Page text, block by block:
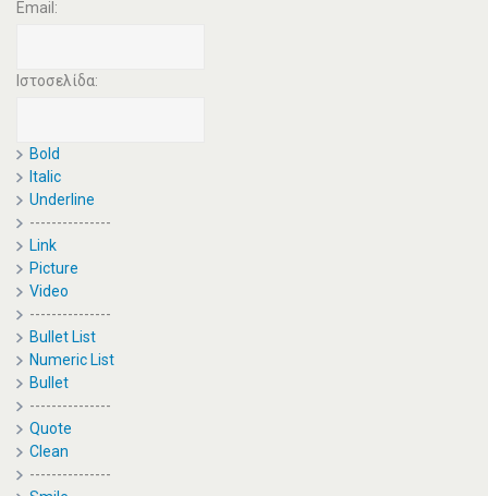
Email:
Ιστοσελίδα:
Bold
Italic
Underline
---------------
Link
Picture
Video
---------------
Bullet List
Numeric List
Bullet
---------------
Quote
Clean
---------------